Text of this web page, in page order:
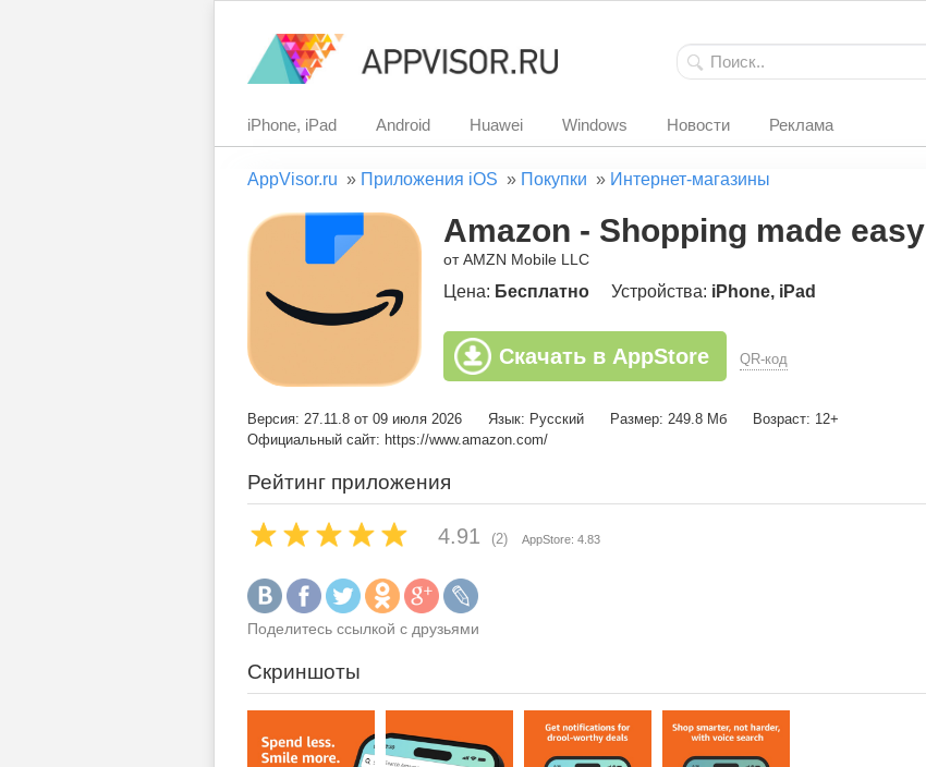
iPhone, iPad Android Huawei Windows Новости Реклама
AppVisor.ru » Приложения iOS » Покупки » Интернет-магазины
Amazon - Shopping made easy
от AMZN Mobile LLC
Цена: Бесплатно Устройства: iPhone, iPad
Скачать в AppStore QR-код
Версия: 27.11.8 от 09 июля 2026 Язык: Русский Размер: 249.8 Мб
Возраст: 12+
Официальный сайт: https://www.amazon.com/
Рейтинг приложения
4.91 (2) AppStore: 4.83
Поделитесь ссылкой с друзьями
Скриншоты